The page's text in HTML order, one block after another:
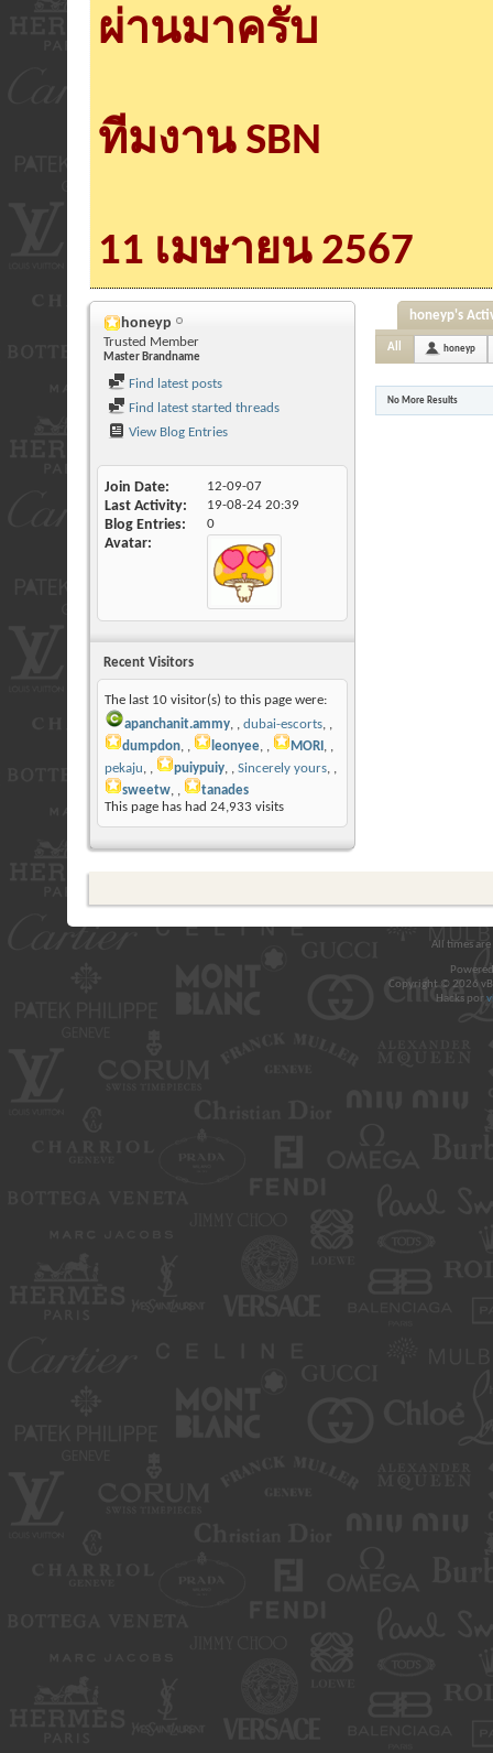
ผ่านมาครับ
ทีมงาน SBN
11 เมษายน 2567
honeyp
Trusted Member
Master Brandname
Find latest posts
Find latest started threads
View Blog Entries
Join Date 12-09-07
Last Activity 19-08-24 20:39
Blog Entries 0
Avatar
Recent Visitors
The last 10 visitor(s) to this page were:
apanchanit.ammy, dubai-escorts,
dumpdon, leonyee, MORI ,
pekaju, puiypuiy, Sincerely yours,
sweetw,
tanades
This page has had 24,933 visits
honeyp's
All honeyp
No More Results
All times
Copyright © 2026
Hacks por